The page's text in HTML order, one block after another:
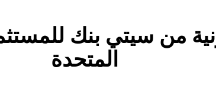
من سيتي بنك
المتحدة